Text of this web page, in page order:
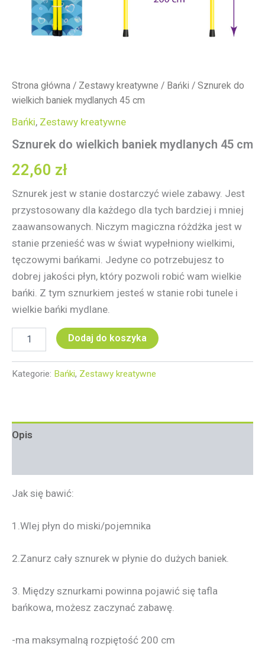
Strona główna / Zestawy kreatywne / Bańki / Sznurek do
wielkich baniek mydlanych 45 cm
Bańki, Zestawy kreatywne
Sznurek do wielkich baniek mydlanych 45 cm
22,60 zł
Sznurek jest w stanie dostarczyć wiele zabawy. Jest
przystosowany dla każdego dla tych bardziej i mniej
zaawansowanych. Niczym magiczna różdżka jest w
stanie przenieść was w świat wypełniony wielkimi,
tęczowymi bańkami. Jedyne co potrzebujesz to
dobrej jakości płyn, który pozwoli robić wam wielkie
bańki. Z tym sznurkiem jesteś w stanie robi tunele i
wielkie bańki mydlane.
Dodaj do koszyka
Kategorie: Bańki, Zestawy kreatywne
Opis
Jak się bawić:
1.Wlej płyn do miski/pojemnika
2.Zanurz cały sznurek w płynie do dużych baniek.
3. Między sznurkami powinna pojawić się tafla
bańkowa, możesz zaczynać zabawę.
-ma maksymalną rozpiętość 200 cm